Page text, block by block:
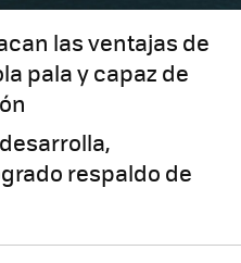
las ventajas de
pala y capaz de
respaldo de